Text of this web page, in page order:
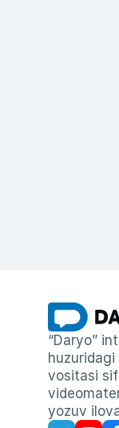
“Daryo”
vositasi
yozuv